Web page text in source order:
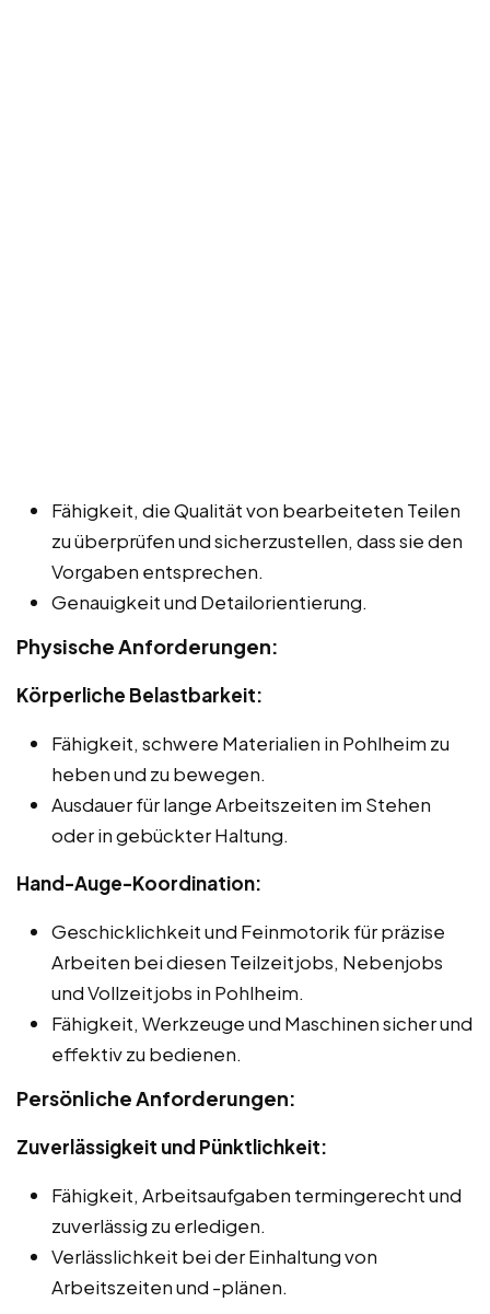
Fähigkeit, die Qualität von bearbeiteten Teilen
zu überprüfen und sicherzustellen, dass sie den
Vorgaben entsprechen.
Genauigkeit und Detailorientierung.
Physische Anforderungen:
Körperliche Belastbarkeit:
Fähigkeit, schwere Materialien in Pohlheim zu
heben und zu bewegen.
Ausdauer für lange Arbeitszeiten im Stehen
oder in gebückter Haltung.
Hand-Auge-Koordination:
Geschicklichkeit und Feinmotorik für präzise
Arbeiten bei diesen Teilzeitjobs, Nebenjobs
und Vollzeitjobs in Pohlheim.
Fähigkeit, Werkzeuge und Maschinen sicher und
effektiv zu bedienen.
Persönliche Anforderungen:
Zuverlässigkeit und Pünktlichkeit:
Fähigkeit, Arbeitsaufgaben termingerecht und
zuverlässig zu erledigen.
Verlässlichkeit bei der Einhaltung von
Arbeitszeiten und -plänen.